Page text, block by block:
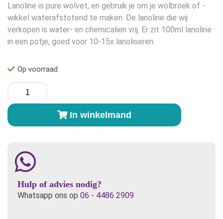
gebaseerd
opklant
waarderingen
Lanoline is pure wolvet, en gebruik je om je wolbroek of -
wikkel waterafstotend te maken. De lanoline die wij
verkopen is water- en chemicalien vrij. Er zit 100ml lanoline
in een potje, goed voor 10-15x lanoliseren.
Op voorraad
Lanoline
In winkelmand
Hulp of advies nodig?
Whatsapp ons op 06 - 4486 2909